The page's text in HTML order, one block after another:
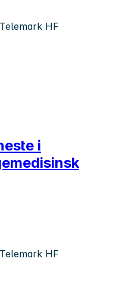
HF
i
HF